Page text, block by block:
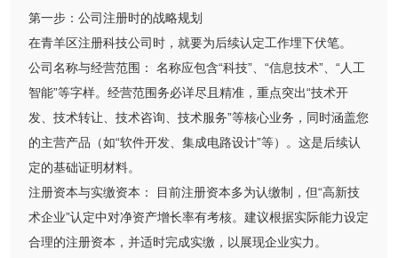
第一步：公司注册时的战略规划
在青羊区注册科技公司时，就要为后续认定工作埋下伏笔。
公司名称与经营范围： 名称应包含“科技”、“信息技术”、“人工
智能”等字样。经营范围务必详尽且精准，重点突出“技术开
发、技术转让、技术咨询、技术服务”等核心业务，同时涵盖您
的主营产品（如“软件开发、集成电路设计”等）。这是后续认
定的基础证明材料。
注册资本与实缴资本： 目前注册资本多为认缴制，但“高新技
术企业”认定中对净资产增长率有考核。建议根据实际能力设定
合理的注册资本，并适时完成实缴，以展现企业实力。